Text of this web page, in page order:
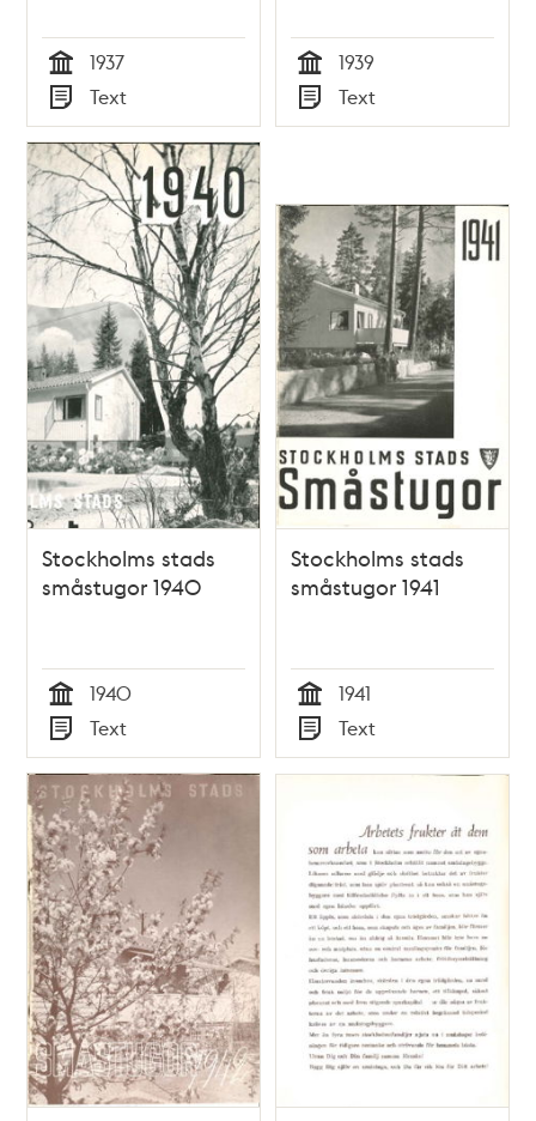
Tid
1937
Typ
Text Tid
1939
Typ
Text
Stockholms stads
småstugor 1940
Tid
1940
Typ
Text
Stockholms stads
småstugor 1941
Tid
1941
Typ
Text